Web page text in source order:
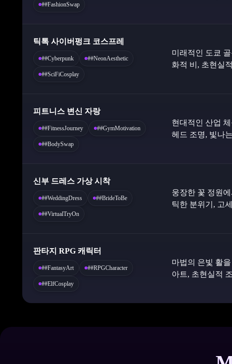
##FashionSwap
틱톡 사이버펑크 코스프레
##Cyberpunk ##NeonAesthetic
##SciFiCosplay
미래적인 도쿄
화적 비, 초현실
피트니스 변신 자랑
##FitnessJourney ##GymMotivation
##BodySwap
현대적인 산업
헤드 조명, 빛나
신부 드레스 가상 시착
##WeddingDress ##BrideToBe
##VirtualTryOn
웅장한 꽃 정원
틱한 분위기, 고
판타지 RPG 캐릭터
##FantasyArt ##RPGCharacter
##ElfCosplay
마법의 은빛 활
아트, 초현실적